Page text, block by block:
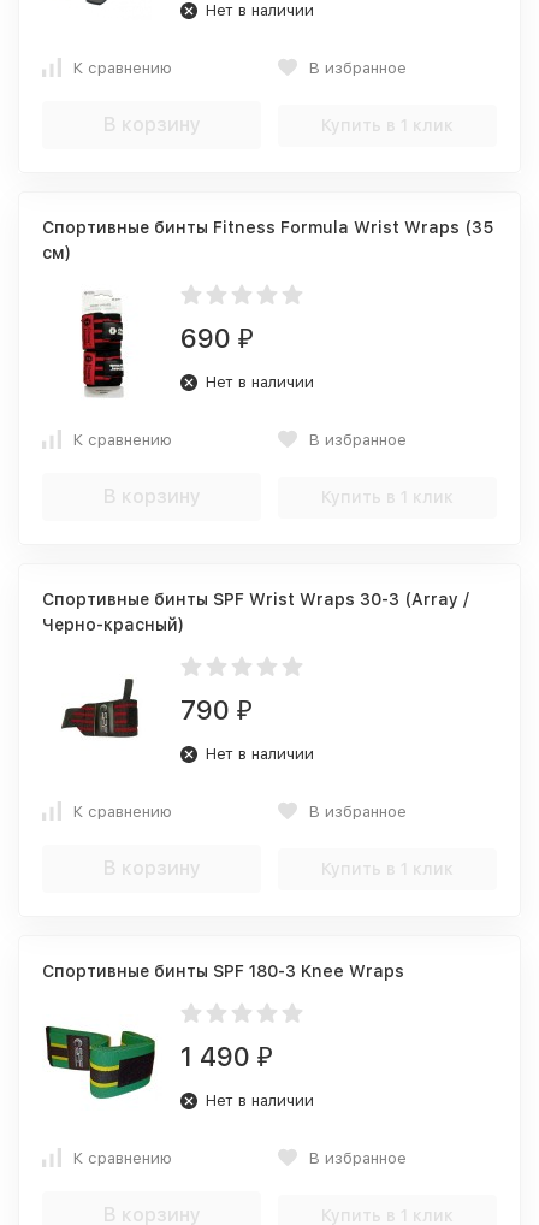
Нет в наличии
К сравнению В избранное
В корзину Купить в 1 клик
Спортивные бинты Fitness Formula Wrist Wraps (35
см)
690 ₽
Нет в наличии
К сравнению В избранное
В корзину Купить в 1 клик
Спортивные бинты SPF Wrist Wraps 30-3 (Array /
Черно-красный)
790 ₽
Нет в наличии
К сравнению В избранное
В корзину Купить в 1 клик
Спортивные бинты SPF 180-3 Knee Wraps
1 490 ₽
Нет в наличии
К сравнению В избранное
В корзину Купить в 1 клик